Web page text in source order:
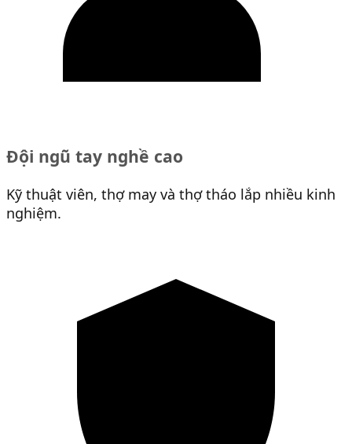
Đội ngũ tay nghề cao
Kỹ thuật viên, thợ may và thợ tháo lắp nhiều kinh
nghiệm.